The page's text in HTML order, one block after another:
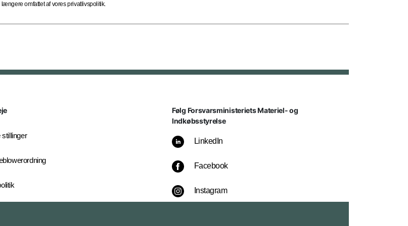
omfattet af vores privatlivspolitik.
stillinger
Følg Forsvarsministeriets Materiel- og
Indkøbsstyrelse
LinkedIn
Facebook
Instagram